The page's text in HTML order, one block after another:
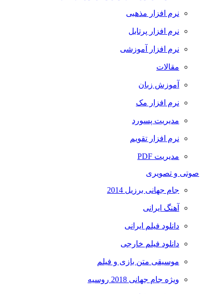
نرم افزار مذهبی
نرم افزار پرتابل
نرم افزار آموزشی
مقالات
آموزش زبان
نرم افزار مک
مدیریت پسورد
نرم افزار تقویم
مدیریت PDF
صوتی و تصویری
جام جهانی برزیل 2014
آهنگ ایرانی
دانلود فیلم ایرانی
دانلود فیلم خارجی
موسیقی متن بازی و فیلم
ویژه جام جهانی 2018 روسیه